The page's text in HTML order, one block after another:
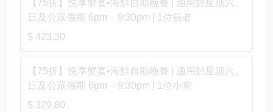
【75折】悦享蟹宴•海鮮自助晚餐 | 適用於星期六、
日及公眾假期 6pm – 9:30pm | 1位長者
$ 423.30
【75折】悦享蟹宴•海鮮自助晚餐 | 適用於星期六、
日及公眾假期 6pm – 9:30pm | 1位小童
$ 329.80